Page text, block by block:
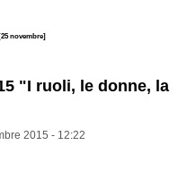
novembre]
"I ruoli, le donne, la
2015 - 12:22